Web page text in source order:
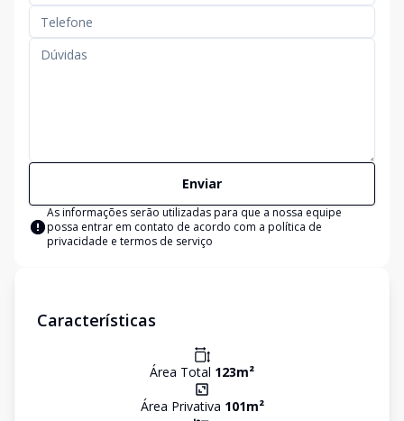
Enviar
As informações serão utilizadas para que a nossa equipe
possa entrar em contato de acordo com a política de
privacidade e termos de serviço
Características
Área Total 123m²
Área Privativa 101m²